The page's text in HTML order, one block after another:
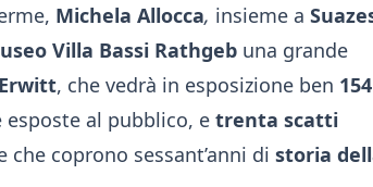
Michela Allocca, insieme a
Villa Bassi Rathgeb una grande
, che vedrà in esposizione ben 154
al pubblico, e trenta scatti
che coprono sessant’anni di storia